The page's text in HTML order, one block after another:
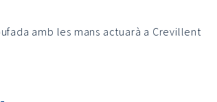
amb les mans actuarà a Crevillent